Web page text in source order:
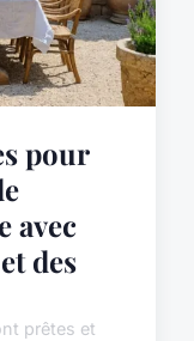
pour
avec
des
prêtes et